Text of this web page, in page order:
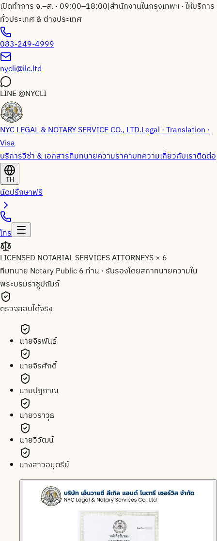
เปิดทำการ จ.–ส. · 09:00–18:00|สำนักงานในกรุงเทพฯ · ให้บริการ
ทั่วประเทศ & ต่างประเทศ
083-249-4999
nycli@ilc.ltd
LINE@NYCLI
NYC LEGAL & NOTARY SERVICE CO., LTD.Legal · Translation ·
Visa
บริการวีซ่า & เอกสารทีมทนายความราคาบทความเกี่ยวกับเราติดต่อ
TH
นัดปรึกษาฟรี
โทร
LICENSED NOTARIAL SERVICES ATTORNEYS × 6
ทีมทนาย Notary Public 6 ท่าน· รับรองโดยสภาทนายความใน
พระบรมราชูปถัมภ์
ตรวจสอบได้จริง
นายจิรพันธ์
นายจิรศักดิ์
นายปฏิภาณ
นายวราวุธ
นายวิวัฒน์
นางสาวอนุตรีย์